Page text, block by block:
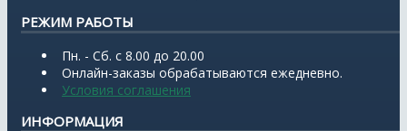
РЕЖИМ РАБОТЫ
Пн. - Сб. с 8.00 до 20.00
Онлайн-заказы обрабатываются ежедневно.
Условия соглашения
ИНФОРМАЦИЯ